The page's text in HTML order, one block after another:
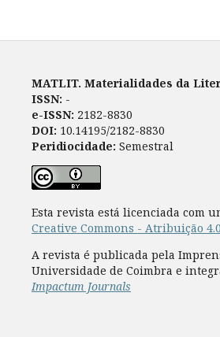
MATLIT. Materialidades da
ISSN: -
e-ISSN: 2182-8830
DOI: 10.14195/2182-8830
Peridiocidade: Semestral
Esta revista está licenciada com
Creative Commons - Atribuição
A revista é publicada pela
Universidade de Coimbra e
Impactum Journals